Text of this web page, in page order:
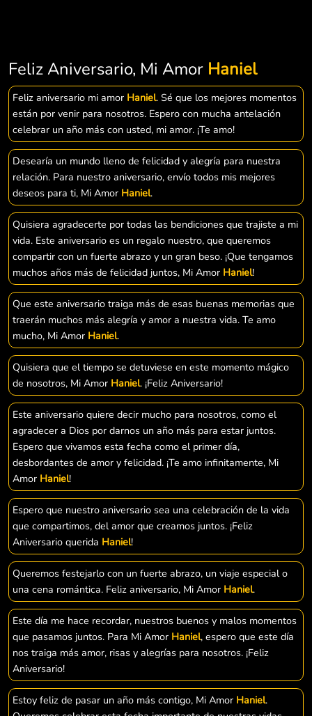
Feliz Aniversario, Mi Amor Haniel
Feliz aniversario mi amor Haniel. Sé que los mejores momentos
están por venir para nosotros. Espero con mucha antelación
celebrar un año más con usted, mi amor. ¡Te amo!
Desearía un mundo lleno de felicidad y alegría para nuestra
relación. Para nuestro aniversario, envío todos mis mejores
deseos para ti, Mi Amor Haniel.
Quisiera agradecerte por todas las bendiciones que trajiste a mi
vida. Este aniversario es un regalo nuestro, que queremos
compartir con un fuerte abrazo y un gran beso. ¡Que tengamos
muchos años más de felicidad juntos, Mi Amor Haniel!
Que este aniversario traiga más de esas buenas memorias que
traerán muchos más alegría y amor a nuestra vida. Te amo
mucho, Mi Amor Haniel.
Quisiera que el tiempo se detuviese en este momento mágico
de nosotros, Mi Amor Haniel. ¡Feliz Aniversario!
Este aniversario quiere decir mucho para nosotros, como el
agradecer a Dios por darnos un año más para estar juntos.
Espero que vivamos esta fecha como el primer día,
desbordantes de amor y felicidad. ¡Te amo infinitamente, Mi
Amor Haniel!
Espero que nuestro aniversario sea una celebración de la vida
que compartimos, del amor que creamos juntos. ¡Feliz
Aniversario querida Haniel!
Queremos festejarlo con un fuerte abrazo, un viaje especial o
una cena romántica. Feliz aniversario, Mi Amor Haniel.
Este día me hace recordar, nuestros buenos y malos momentos
que pasamos juntos. Para Mi Amor Haniel, espero que este día
nos traiga más amor, risas y alegrías para nosotros. ¡Feliz
Aniversario!
Estoy feliz de pasar un año más contigo, Mi Amor Haniel.